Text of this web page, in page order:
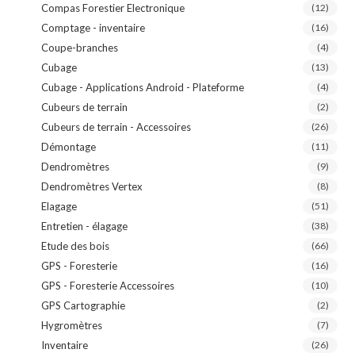
Compas Forestier Electronique (12)
Comptage - inventaire (16)
Coupe-branches (4)
Cubage (13)
Cubage - Applications Android - Plateforme (4)
Cubeurs de terrain (2)
Cubeurs de terrain - Accessoires (26)
Démontage (11)
Dendromètres (9)
Dendromètres Vertex (8)
Elagage (51)
Entretien - élagage (38)
Etude des bois (66)
GPS - Foresterie (16)
GPS - Foresterie Accessoires (10)
GPS Cartographie (2)
Hygromètres (7)
Inventaire (26)